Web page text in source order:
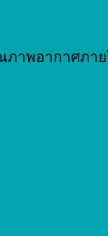
ภาพอากาศภา